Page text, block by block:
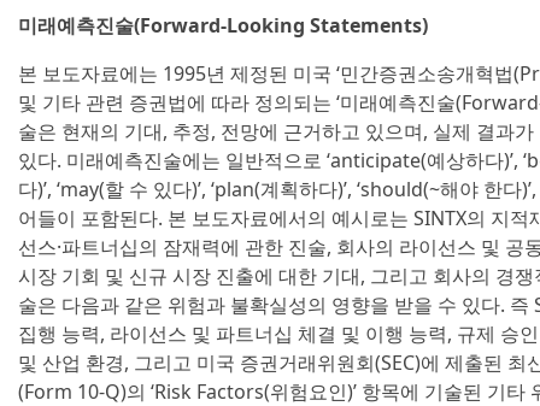
미래예측진술(Forward-Looking Statements)
본 보도자료에는 1995년 제정된 미국 ‘민간증권소송개혁
및 기타 관련 증권법에 따라 정의되는 ‘미래예측진술
술은 현재의 기대, 추정, 전망에 근거하고 있으며, 실제 결과
있다. 미래예측진술에는 일반적으로 ‘anticipate(예상하다)’,
다)’, ‘may(할 수 있다)’, ‘plan(계획하다)’, ‘should(~해야 한
어들이 포함된다. 본 보도자료에서의 예시로는 SINTX의 지
선스·파트너십의 잠재력에 관한 진술, 회사의 라이선스 및
시장 기회 및 신규 시장 진출에 대한 기대, 그리고 회사의 경
술은 다음과 같은 위험과 불확실성의 영향을 받을 수 있다.
집행 능력, 라이선스 및 파트너십 체결 및 이행 능력, 규제 승
및 산업 환경, 그리고 미국 증권거래위원회(SEC)에 제출된
(Form 10-Q)의 ‘Risk Factors(위험요인)’ 항목에 기술된 기